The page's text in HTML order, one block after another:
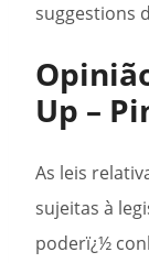
suggestions
Up –
As leis
sujeitas à
poderï¿½